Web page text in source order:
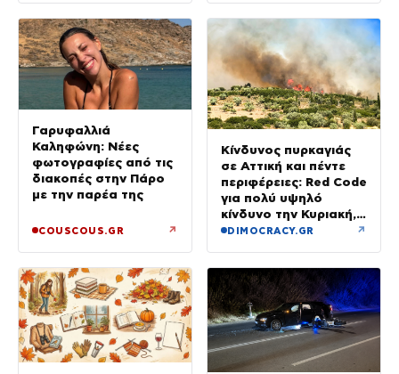
Γαρυφαλλιά
Καληφώνη: Νέες
φωτογραφίες από τις
διακοπές στην Πάρο
με την παρέα της
COUSCOUS.GR ↗
Κίνδυνος πυρκαγιάς
σε Αττική και πέντε
περιφέρειες: Red Code
για πολύ υψηλό
κίνδυνο την Κυριακή,
με μελτέμια έως 8
DIMOCRACY.GR ↗